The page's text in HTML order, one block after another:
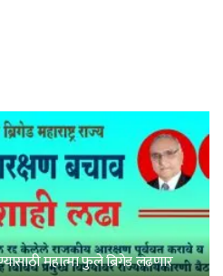
महात्मा फुले ब्रिगेड लढणार